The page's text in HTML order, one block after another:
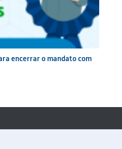
encerrar o mandato com